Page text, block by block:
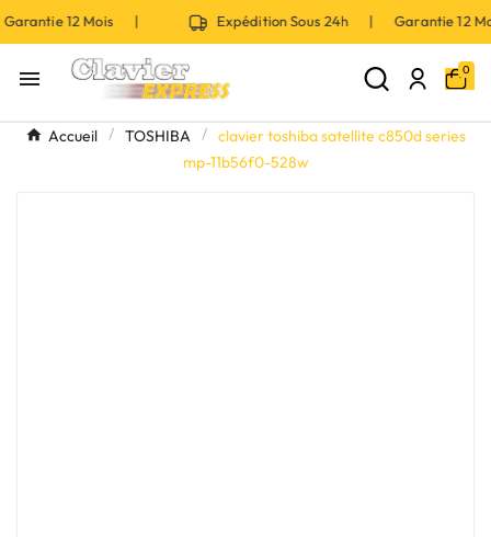
12 Mois | Expédition Sous 24h | Garantie 12
 0
Accueil TOSHIBA
clavier toshiba satellite c850d series
mp-11b56f0-528w